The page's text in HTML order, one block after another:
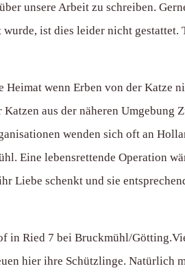
unsere Arbeit zu schreiben.
ist dies leider nicht gestattet.
wenn Erben von der Katze
aus der näheren Umgebung
wenden sich oft an
Eine lebensrettende Operation
Liebe schenkt und sie
in Ried 7 bei Bruckmühl/
hier ihre Schützlinge. Natürlich